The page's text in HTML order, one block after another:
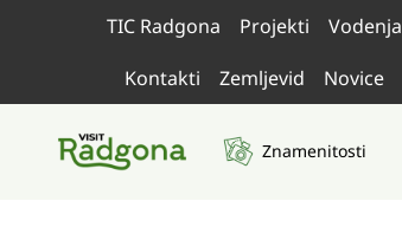
TIC Radgona Projekti Vodenja
Kontakti Zemljevid Novice
Znamenitosti